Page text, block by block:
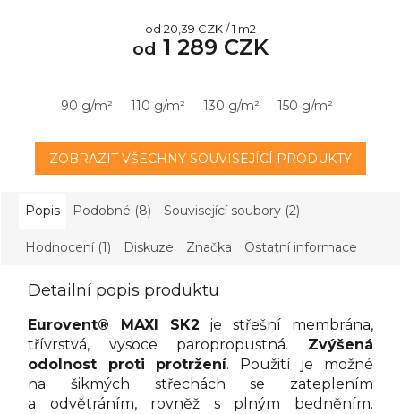
od 1 289 CZK
Měrná
cena:
od 20,39 CZK / 1 m2
90 g/m² 110 g/m² 130 g/m² 150 g/m²
ZOBRAZIT VŠECHNY SOUVISEJÍCÍ PRODUKTY
Popis Podobné (8) Související soubory (2)
Hodnocení (1) Diskuze Značka Ostatní informace
Detailní popis produktu
Eurovent® MAXI SK2 je střešní membrána,
třívrstvá, vysoce paropropustná. Zvýšená
odolnost proti protržení. Použití je možné
na šikmých střechách se zateplením
a odvětráním, rovněž s plným bedněním.